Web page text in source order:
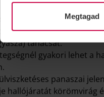
Megtagad
hanem pang a víz a
a zsírt!
hallójárat
tanácsát.
gyakori lehet a
panaszai
hallójáratát körömvirág